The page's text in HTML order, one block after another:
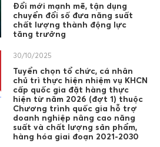
Đổi mới mạnh mẽ, tận dụng
chuyển đổi số đưa năng suất
chất lượng thành động lực
tăng trưởng
30/10/2025
Tuyển chọn tổ chức, cá nhân
chủ trì thực hiện nhiệm vụ KHCN
cấp quốc gia đặt hàng thực
hiện từ năm 2026 (đợt 1) thuộc
Chương trình quốc gia hỗ trợ
doanh nghiệp nâng cao năng
suất và chất lượng sản phẩm,
hàng hóa giai đoạn 2021-2030